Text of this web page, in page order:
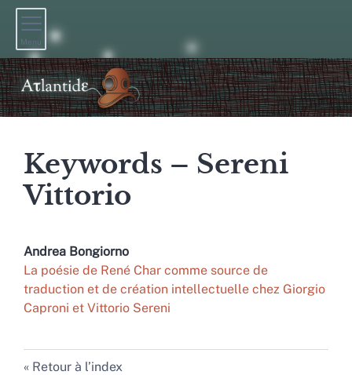
Menu
Keywords – Sereni
Vittorio
Andrea Bongiorno
La poésie de René Char comme source de
traduction et de création intellectuelle chez Giorgio
Caproni et Vittorio Sereni
Retour à l’index